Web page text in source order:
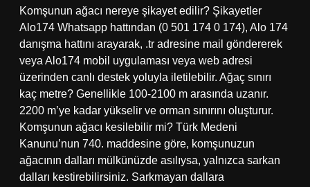
Komşunun ağacı nereye şikayet edilir? Şikayetler
Alo174 Whatsapp hattından (0 501 174 0 174), Alo 174
danışma hattını arayarak, .tr adresine mail göndererek
veya Alo174 mobil uygulaması veya web adresi
üzerinden canlı destek yoluyla iletilebilir. Ağaç sınırı
kaç metre? Genellikle 100-2100 m arasında uzanır.
2200 m’ye kadar yükselir ve orman sınırını oluşturur.
Komşunun ağacı kesilebilir mi? Türk Medeni
Kanunu’nun 740. maddesine göre, komşunuzun
ağacının dalları mülkünüzde asılıysa, yalnızca sarkan
dalları kestirebilirsiniz. Sarkmayan dallara